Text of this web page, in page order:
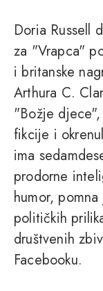
Doria Russell
za "Vrapca"
i britanske
Arthura C.
"Božje djece",
fikcije i
ima
prodorne
humor,
političkih
društvenih
Facebooku.